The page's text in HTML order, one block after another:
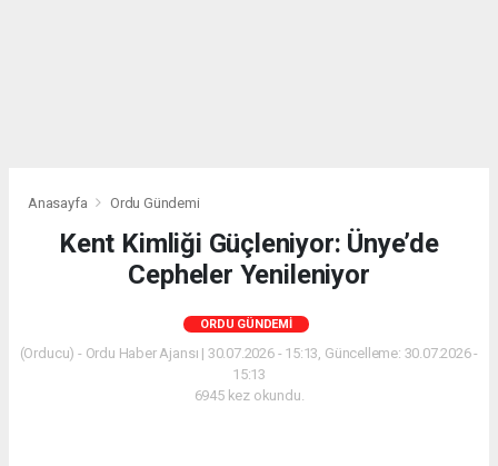
Anasayfa Ordu Gündemi
Kent Kimliği Güçleniyor: Ünye’de
Cepheler Yenileniyor
ORDU GÜNDEMI
(Orducu) - Ordu Haber Ajansı | 30.07.2026 - 15:13, Güncelleme: 30.07.2026 -
15:13
6945 kez okundu.